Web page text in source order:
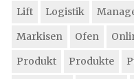
Lift
Logistik
Markisen
Ofen
Produkt
Produkte